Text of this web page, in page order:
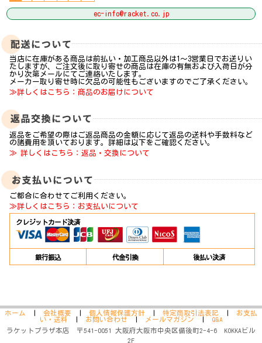
ec-info@racket.co.jp
当店に在庫がある商品は前払い・加工商品以外は1～3営業日でお送りい
たしますが、ご注文後に取り寄せの商品は在庫の有無および入荷日が分
かり次第メールにてご連絡いたします。
メーカー取り寄せ時に欠品の可能性もございますのでご了承ください。
≫詳しくはこちら：商品のお届けについて
返品をご希望の際はご返品商品の金額に応じて返品の送料や手数料など
の諸費用を頂いております。詳細は以下をご確認ください。
≫ 詳しくはこちら：返品・交換について
ご都合に合わせてご利用ください。
≫詳しくはこちら：お支払いについて
クレジットカード決済
銀行振込 代金引換 後払い決済
ホーム 会社概要 個人情報保護方針 特定商取引法表記
お支払
い・送料
お問い合わせ メールマガジン
Q&A
ラケットプラザ本店 〒541-0051 大阪府大阪市中央区備後町2-4-6 KOKKAビル
2F